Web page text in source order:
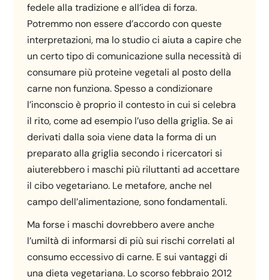
fedele alla tradizione e all’idea di forza.
Potremmo non essere d’accordo con queste
interpretazioni, ma lo studio ci aiuta a capire che
un certo tipo di comunicazione sulla necessità di
consumare più proteine vegetali al posto della
carne non funziona. Spesso a condizionare
l’inconscio è proprio il contesto in cui si celebra
il rito, come ad esempio l’uso della griglia. Se ai
derivati dalla soia viene data la forma di un
preparato alla griglia secondo i ricercatori si
aiuterebbero i maschi più riluttanti ad accettare
il cibo vegetariano. Le metafore, anche nel
campo dell’alimentazione, sono fondamentali.
Ma forse i maschi dovrebbero avere anche
l’umiltà di informarsi di più sui rischi correlati al
consumo eccessivo di carne. E sui vantaggi di
una dieta vegetariana. Lo scorso febbraio 2012